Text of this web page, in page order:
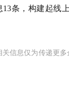
条，构建起线
信息仅为传递更